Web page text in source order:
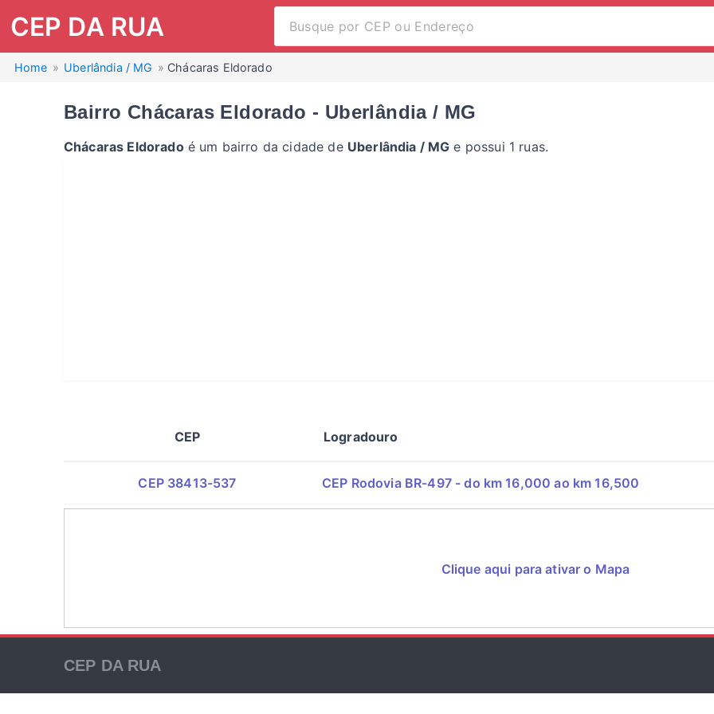
CEP DA RUA
Home Uberlândia / MG Chácaras Eldorado
Bairro Chácaras Eldorado - Uberlândia / MG
Chácaras Eldoradoé um bairro da cidade de Uberlândia / MG e possui 1 ruas.
CEP Logradouro
CEP 38413-537 CEP Rodovia BR-497 - do km 16,000 ao km 16,500
Clique aqui para ativar o Mapa
CEP DA RUA